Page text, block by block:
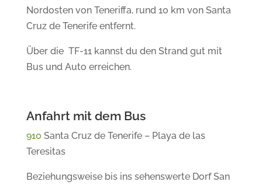
Nordosten von Teneriffa, rund 10 km von Santa
Cruz de Tenerife entfernt.
Über die TF-11 kannst du den Strand gut mit
Bus und Auto erreichen.
Anfahrt mit dem Bus
910 Santa Cruz de Tenerife – Playa de las
Teresitas
Beziehungsweise bis ins sehenswerte Dorf San